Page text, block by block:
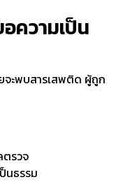
ความเป็น
จะพบสารเสพติด ผู้ถูก
ตรวจ
นธรรม